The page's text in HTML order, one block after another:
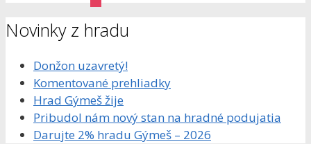
Novinky z hradu
Donžon uzavretý!
Komentované prehliadky
Hrad Gýmeš žije
Pribudol nám nový stan na hradné podujatia
Darujte 2% hradu Gýmeš – 2026